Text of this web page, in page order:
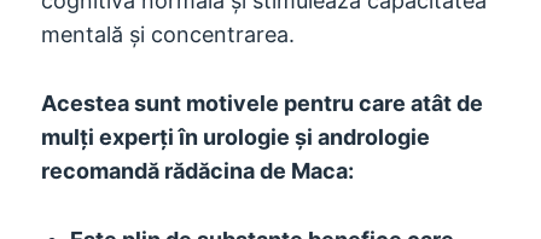
mentală și concentrarea.
Acestea sunt motivele pentru care atât de
mulți experți în urologie și andrologie
recomandă rădăcina de Maca: